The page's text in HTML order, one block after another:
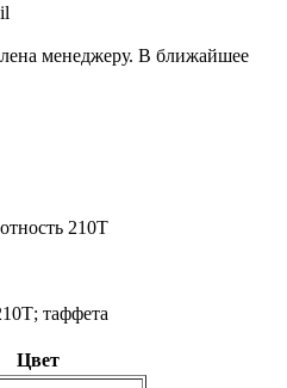
менеджеру. В ближайшее
210Т
таффета
Цвет